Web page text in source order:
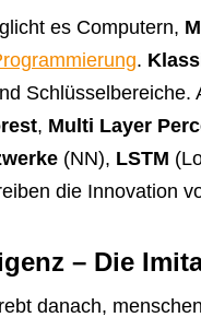
es Computern,
.
Schlüsselbereiche.
, Multi Layer
(NN), LSTM
die Innovation
– Die
danach,